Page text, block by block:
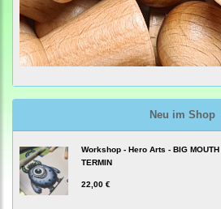
Neu im Shop
Workshop - Hero Arts - BIG
TERMIN
22,00 €